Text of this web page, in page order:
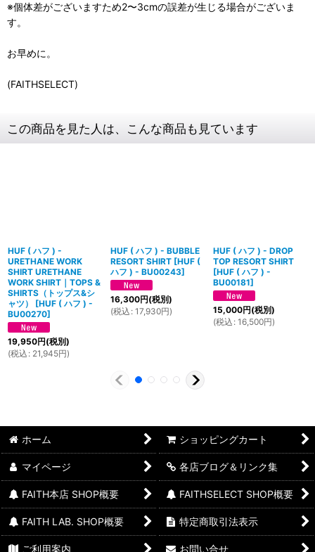
※個体差がございますため2〜3cmの誤差が生じる場合がございま
す。
お早めに。
(FAITHSELECT)
この商品を見た人は、こんな商品も見ています
HUF ( ハフ ) -
URETHANE WORK
SHIRT URETHANE
WORK SHIRT｜TOPS &
SHIRTS（トップス&シ
ャツ）
[HUF ( ハフ ) -
BU00270]
19,950円(税別)
(税込 : 21,945円)
HUF ( ハフ ) - BUBBLE
RESORT SHIRT [HUF (
ハフ ) - BU00243]
16,300円(税別)
(税込 : 17,930円)
HUF ( ハフ ) - DROP
TOP RESORT SHIRT
[HUF ( ハフ ) -
BU00181]
15,000円(税別)
(税込 : 16,500円)
ホーム ショッピングカート
マイページ 各店ブログ＆リンク集
FAITH本店 SHOP概要 FAITHSELECT SHOP概要
FAITH LAB. SHOP概要 特定商取引法表示
ご利用案内 お問い合せ